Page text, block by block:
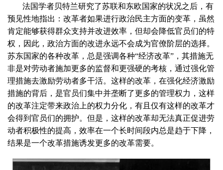
法国学者贝特兰研究了苏联和东欧国家的状况之后，有
预见性地指出：改革者如果进行政治民主方面的变革，虽然
肯定能够获得群众支持并改进效率，但却会降低官员们的特
权，因此，政治方面的改进永远不会成为官僚阶层的选择。
苏东国家的各种改革，总是强调各种“经济改革”，其措施无
非是对劳动者施加更多的监督和更强硬的考核，通过强化管
理措施去激励劳动者多干活。这样的改革，在强化经济激励
措施的背后，是官员们集中并垄断了更多的管理权力，这样
的改革注定带来政治上的权力分化，有且仅有这样的改革才
会得到官员们的拥护。但是，这样的改革却无法真正促进劳
动者积极性的提高，效率在一个长时间段内总是趋于下降，
结果是一个改革措施诱发更多的改革需要。